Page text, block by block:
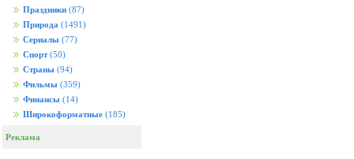
Праздники (87)
Природа (1491)
Сериалы (77)
Спорт (50)
Страны (94)
Фильмы (359)
Финансы (14)
Широкоформатные (185)
Реклама